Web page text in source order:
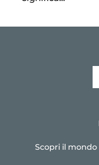
Scopri il mondo